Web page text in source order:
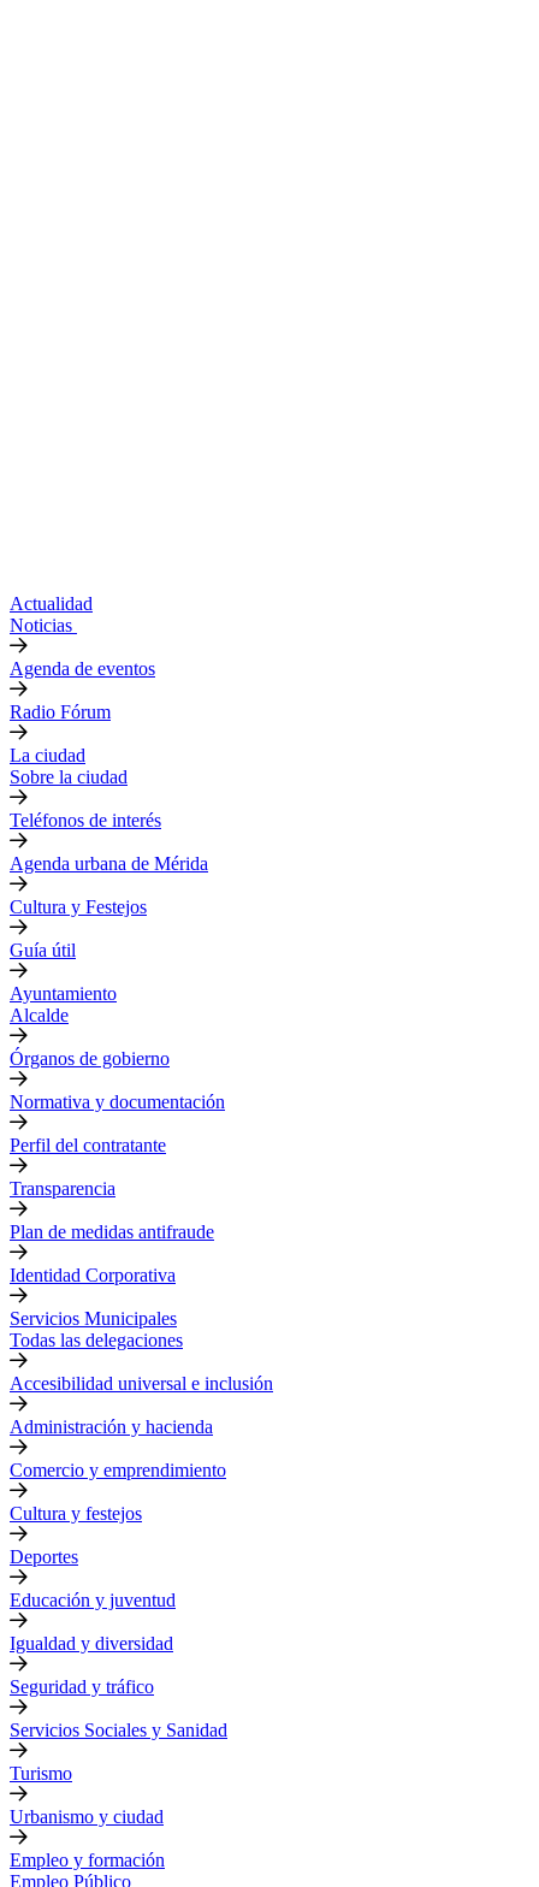
Actualidad
Noticias
Agenda de eventos
Radio Fórum
La ciudad
Sobre la ciudad
Teléfonos de interés
Agenda urbana de Mérida
Cultura y Festejos
Guía útil
Ayuntamiento
Alcalde
Órganos de gobierno
Normativa y documentación
Perfil del contratante
Transparencia
Plan de medidas antifraude
Identidad Corporativa
Servicios Municipales
Todas las delegaciones
Accesibilidad universal e inclusión
Administración y hacienda
Comercio y emprendimiento
Cultura y festejos
Deportes
Educación y juventud
Igualdad y diversidad
Seguridad y tráfico
Servicios Sociales y Sanidad
Turismo
Urbanismo y ciudad
Empleo y formación
Empleo Público